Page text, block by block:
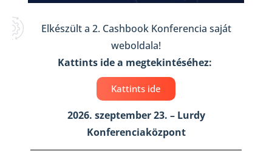
Elkészült a 2. Cashbook Konferencia saját
weboldala!
Kattints ide a megtekintéséhez:
Kattints ide
2026. szeptember 23. – Lurdy
Konferenciaközpont